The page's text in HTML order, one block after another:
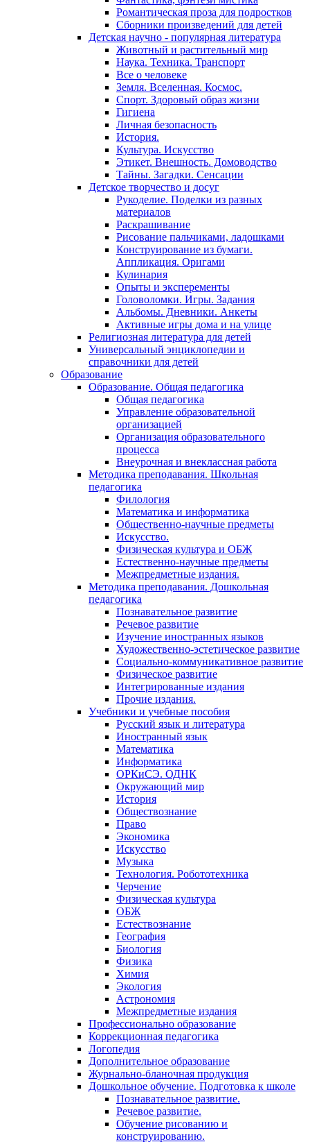
Романтическая проза для подростков
Сборники произведений для детей
Детская научно - популярная литература
Животный и растительный мир
Наука. Техника. Транспорт
Все о человеке
Земля. Вселенная. Космос.
Спорт. Здоровый образ жизни
Гигиена
Личная безопасность
История.
Культура. Искусство
Этикет. Внешность. Домоводство
Тайны. Загадки. Сенсации
Детское творчество и досуг
Рукоделие. Поделки из разных
материалов
Раскрашивание
Рисование пальчиками, ладошками
Конструирование из бумаги.
Аппликация. Оригами
Кулинария
Опыты и эксперементы
Головоломки. Игры. Задания
Альбомы. Дневники. Анкеты
Активные игры дома и на улице
Религиозная литература для детей
Универсальный энциклопедии и
справочники для детей
Образование
Образование. Общая педагогика
Общая педагогика
Управление образовательной
организацией
Организация образовательного
процесса
Внеурочная и внеклассная работа
Методика преподавания. Школьная
педагогика
Филология
Математика и информатика
Общественно-научные предметы
Искусство.
Физическая культура и ОБЖ
Естественно-научные предметы
Межпредметные издания.
Методика преподавания. Дошкольная
педагогика
Познавательное развитие
Речевое развитие
Изучение иностранных языков
Художественно-эстетическое развитие
Социально-коммуникативное развитие
Физическое развитие
Интегрированные издания
Прочие издания.
Учебники и учебные пособия
Русский язык и литература
Иностранный язык
Математика
Информатика
ОРКиСЭ. ОДНК
Окружающий мир
История
Обществознание
Право
Экономика
Искусство
Музыка
Технология. Робототехника
Черчение
Физическая культура
ОБЖ
Естествознание
География
Биология
Физика
Химия
Экология
Астрономия
Межпредметные издания
Профессионально образование
Коррекционная педагогика
Логопедия
Дополнительное образование
Журнально-бланочная продукция
Дошкольное обучение. Подготовка к школе
Познавательное развитие.
Речевое развитие.
Обучение рисованию и
конструированию.